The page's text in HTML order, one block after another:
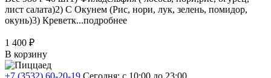
лист салата)2) С Окунем (Рис, нори, лук, зелень, помидор,
окунь)3) Креветк...подробнее
1 400 ₽
В корзину
+7 (3532) 60-20-19 Сегодня: с 10:00 до 23:00